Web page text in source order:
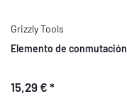
Grizzly Tools
Elemento de conmutación
15,29 € *